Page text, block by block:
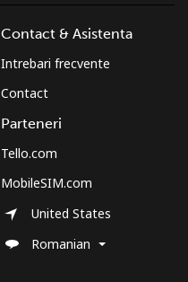
Contact & Asistenta
Intrebari frecvente
Contact
Parteneri
Tello.com
MobileSIM.com
United States
Romanian